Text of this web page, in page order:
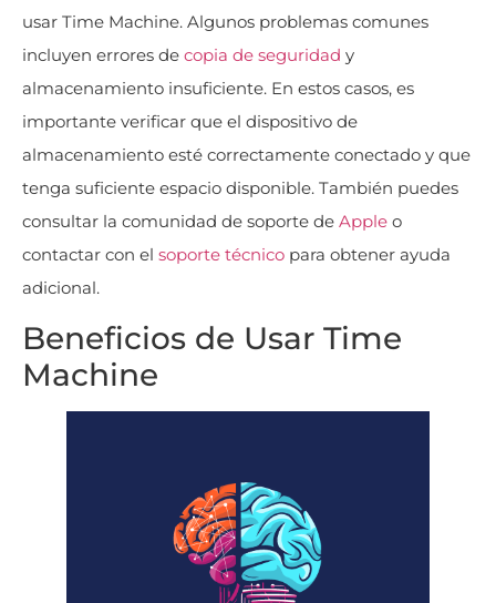
usar Time Machine. Algunos problemas comunes
incluyen errores de copia de seguridad y
almacenamiento insuficiente. En estos casos, es
importante verificar que el dispositivo de
almacenamiento esté correctamente conectado y que
tenga suficiente espacio disponible. También puedes
consultar la comunidad de soporte de Apple o
contactar con el soporte técnico para obtener ayuda
adicional​​.
Beneficios de Usar Time
Machine